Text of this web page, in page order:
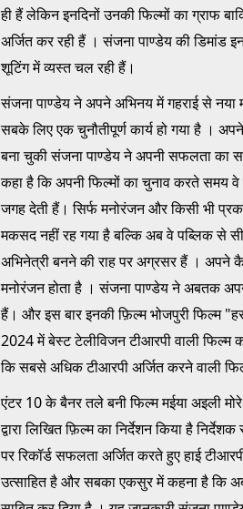
ही हैं लेकिन इनदिनों उनकी फिल्मों का ग्राफ
अर्जित कर रही हैं । संजना पाण्डेय की डिमांड
शूटिंग में व्यस्त चल रही हैं।
संजना पाण्डेय ने अपने अभिनय में गहराई से
सबके लिए एक चुनौतीपूर्ण कार्य हो गया है ।
बना चुकी संजना पाण्डेय ने अपनी सफलता का
कहा है कि अपनी फिल्मों का चुनाव करते समय
जगह देती हैं। सिर्फ मनोरंजन और किसी भी
मकसद नहीं रह गया है बल्कि अब वे पब्लिक से
अभिनेत्री बनने की राह पर अग्रसर हैं । अपने
मनोरंजन होता है । संजना पाण्डेय ने अबतक
हैं। और इस बार इनकी फ़िल्म भोजपुरी फिल्म
2024 में बेस्ट टेलीविजन टीआरपी वाली फिल्म
कि सबसे अधिक टीआरपी अर्जित करने वाली
एंटर 10 के बैनर तले बनी फिल्म मईया अइली मोरे
द्वारा लिखित फ़िल्म का निर्देशन किया है
पर रिकॉर्ड सफलता अर्जित करते हुए हाई
उत्साहित है और सबका एकसुर में कहना है कि